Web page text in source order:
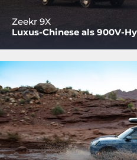
Zeekr 9X
Luxus-Chinese als 900V-